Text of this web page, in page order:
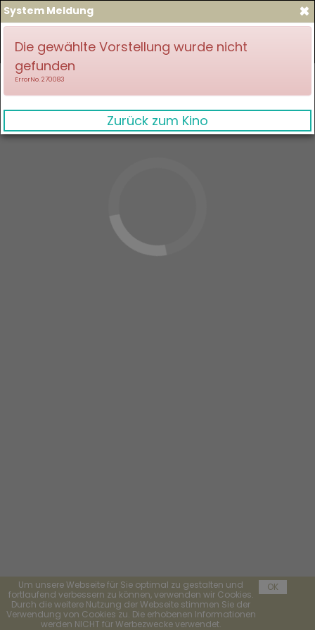
Um unsere Webseite für Sie optimal zu gestalten und
fortlaufend verbessern zu können, verwenden wir Cookies.
Durch die weitere Nutzung der Webseite stimmen Sie der
Verwendung von Cookies zu. Die erhobenen Informationen
werden NICHT für Werbezwecke verwendet.
OK
×
System Meldung
Die gewählte Vorstellung wurde nicht
gefunden
ErrorNo. 270083
Zurück zum Kino